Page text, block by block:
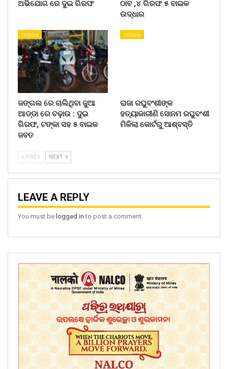
ଅଭିଯୋଗ ରେ ଦୁଇ ଗିରଫ
ଠାବ ,୪ ଗିରଫ ୫ ବାଇକ
ଉଦ୍ଧାର
ଅପରାଧ
ଜଙ୍ଗଲ ରେ ଚାଲିଥିବା ଜୁଆ
ଆଡ୍ଡା ରେ ଚଢ଼ାଉ : ଦୁଇ
ଗିରଫ, ଟଙ୍କା ସହ ୫ ବାଇକ
ଜବତ
ଅପରାଧ
ରାଜା ରଘୁବଂଶୀଙ୍କ
ହତ୍ୟାକାରୀଣି ସୋନମ ରଘୁବଂଶୀ
ମିଳିଲା କୋର୍ଟରୁ ଆଶ୍ବସ୍ତି
PREV NEXT
LEAVE A REPLY
You must be logged in to post a comment.